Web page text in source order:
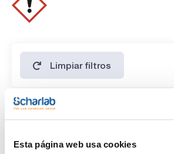
Esta página web usa cookies
Limpiar filtros
Características